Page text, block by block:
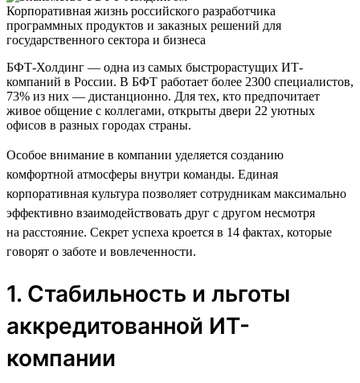
Корпоративная жизнь российского разработчика
программных продуктов и заказных решений для
государственного сектора и бизнеса
БФТ-Холдинг — одна из самых быстрорастущих ИТ-
компаний в России. В БФТ работает более 2300 специалистов,
73% из них — дистанционно. Для тех, кто предпочитает
живое общение с коллегами, открыты двери 22 уютных
офисов в разных городах страны.
Особое внимание в компании уделяется созданию
комфортной атмосферы внутри команды. Единая
корпоративная культура позволяет сотрудникам максимально
эффективно взаимодействовать друг с другом несмотря
на расстояние. Секрет успеха кроется в 14 фактах, которые
говорят о заботе и вовлеченности.
1. Стабильность и льготы
аккредитованной ИТ-
компании